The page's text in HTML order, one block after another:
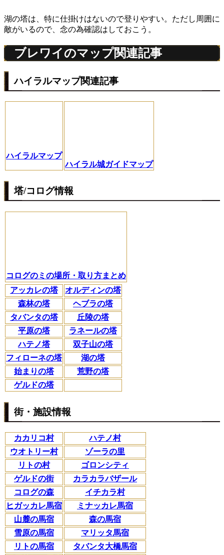
湖の塔は、特に仕掛けはないので登りやすい。ただし周囲に
敵がいるので、念の為確認はしておこう。
ブレワイのマップ関連記事
ハイラルマップ関連記事
ハイラルマップ
ハイラル城ガイドマップ
塔/コログ情報
コログのミの場所・取り方まとめ
アッカレの塔
オルディンの塔
森林の塔
ヘブラの塔
タバンタの塔
丘陵の塔
平原の塔
ラネールの塔
ハテノ塔
双子山の塔
フィローネの塔
湖の塔
始まりの塔
荒野の塔
ゲルドの塔
街・施設情報
カカリコ村
ハテノ村
ウオトリー村
ゾーラの里
リトの村
ゴロンシティ
ゲルドの街
カラカラバザール
コログの森
イチカラ村
ヒガッカレ馬宿
ミナッカレ馬宿
山麓の馬宿
森の馬宿
雪原の馬宿
マリッタ馬宿
リトの馬宿
タバンタ大橋馬宿